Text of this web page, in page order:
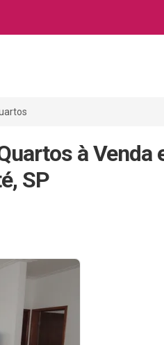
à Venda
SP